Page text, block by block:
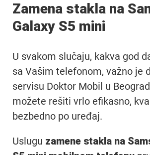
Zamena stakla na
Galaxy S5 mini
U svakom slučaju, kakva god
sa Vašim telefonom, važno je
servisu Doktor Mobil u
možete rešiti vrlo efikasno,
bezbedno po uređaj.
Uslugu zamene stakla na